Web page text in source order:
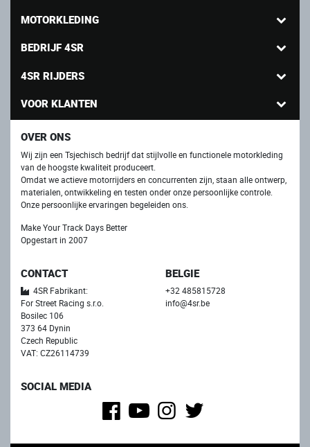
MOTORKLEDING
BEDRIJF 4SR
4SR RIJDERS
VOOR KLANTEN
OVER ONS
Wij zijn een Tsjechisch bedrijf dat stijlvolle en functionele motorkleding
van de hoogste kwaliteit produceert.
Omdat we actieve motorrijders en concurrenten zijn, staan ​​alle ontwerp,
materialen, ontwikkeling en testen onder onze persoonlijke controle.
Onze persoonlijke ervaringen begeleiden ons.
Make Your Track Days Better
Opgestart in 2007
CONTACT
4SR Fabrikant:
For Street Racing s.r.o.
Bosilec 106
373 64 Dynin
Czech Republic
VAT: CZ26114739
BELGIE
+32 485815728
info@4sr.be
SOCIAL MEDIA